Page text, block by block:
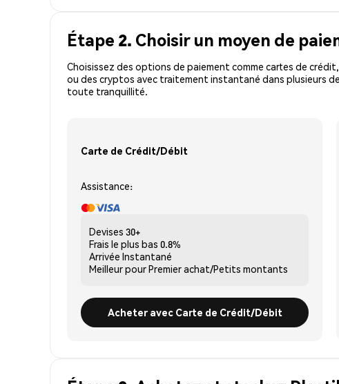
Étape 2. Choisir un moyen de
Choisissez des options de paiement comme cartes de
ou des cryptos avec traitement instantané dans plusieurs
toute tranquillité.
Carte de Crédit/Débit
Assistance:
Devises 30+
Frais le plus bas 0.8%
Arrivée Instantané
Meilleur pourPremier achat/Petits montants
Acheter avec Carte de Crédit/Débit